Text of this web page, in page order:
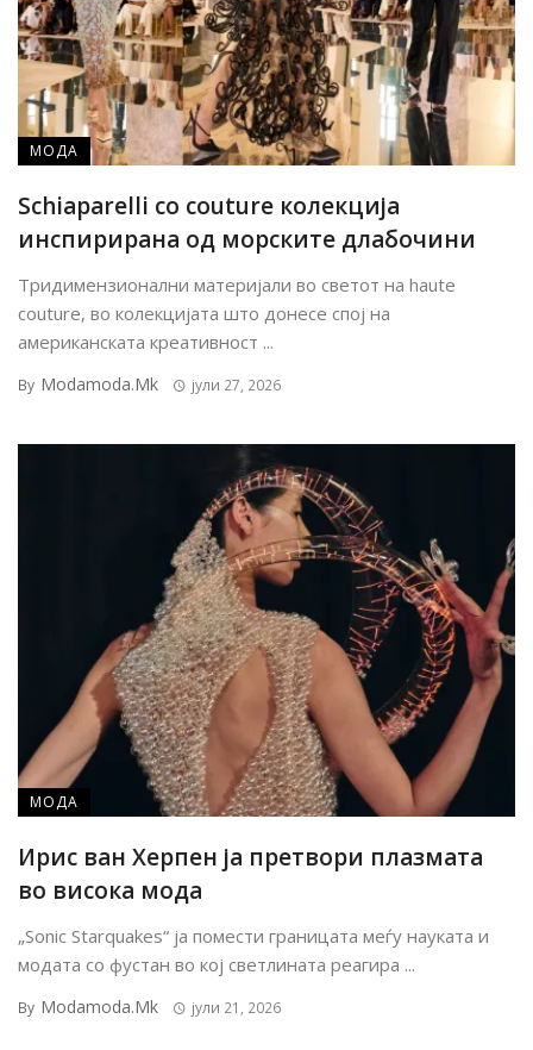
МОДА
Schiaparelli со couture колекција
инспирирана од морските длабочини
Тридимензионални материјали во светот на haute
couture, во колекцијата што донесе спој на
американската креативност ...
By Modamoda.mk јули 27, 2026
МОДА
Ирис ван Херпен ја претвори плазмата
во висока мода
„Sonic Starquakes“ ја помести границата меѓу науката и
модата со фустан во кој светлината реагира ...
By Modamoda.mk јули 21, 2026